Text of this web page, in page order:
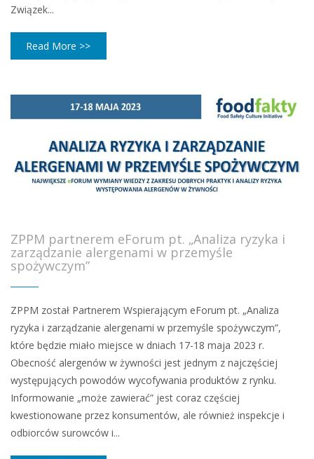
Związek...
Read More >>
ZPPM partnerem eForum pt. „Analiza ryzyka i
zarządzanie alergenami w przemyśle
spożywczym”
ZPPM został Partnerem Wspierającym eForum pt. „Analiza
ryzyka i zarządzanie alergenami w przemyśle spożywczym”,
które będzie miało miejsce w dniach 17-18 maja 2023 r.
Obecność alergenów w żywności jest jednym z najczęściej
występujących powodów wycofywania produktów z rynku.
Informowanie „może zawierać” jest coraz częściej
kwestionowane przez konsumentów, ale również inspekcje i
odbiorców surowców i...